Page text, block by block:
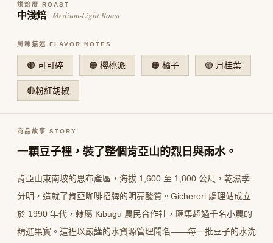
烘焙度 ROAST
中淺焙 Medium-Light Roast
風味描述 FLAVOR NOTES
🟤 可可碎 🟠 櫻桃派 🟠 橘子 🟢 月桂葉
🔴粉紅胡椒
商品故事 STORY
一顆豆子裡，裝了整個肯亞山的烈日與雨水。
肯亞山東南坡的恩布產區，海拔 1,600 至 1,800 公尺，乾濕季
分明，造就了肯亞咖啡招牌的明亮酸質。Gicherori 處理站成立
於 1990 年代，隸屬 Kibugu 農民合作社，匯集超過千名小農的
精選果實。這裡以嚴謹的水資源管理聞名——每一批豆子的水洗